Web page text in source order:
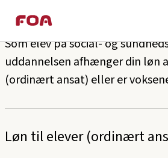
til
hovedindhold
til
hovedmenu
Elevløn: Social- og
Som elev på social- og
uddannelsen afhænger din løn
(ordinært ansat) eller er
Løn til elever (ordinært